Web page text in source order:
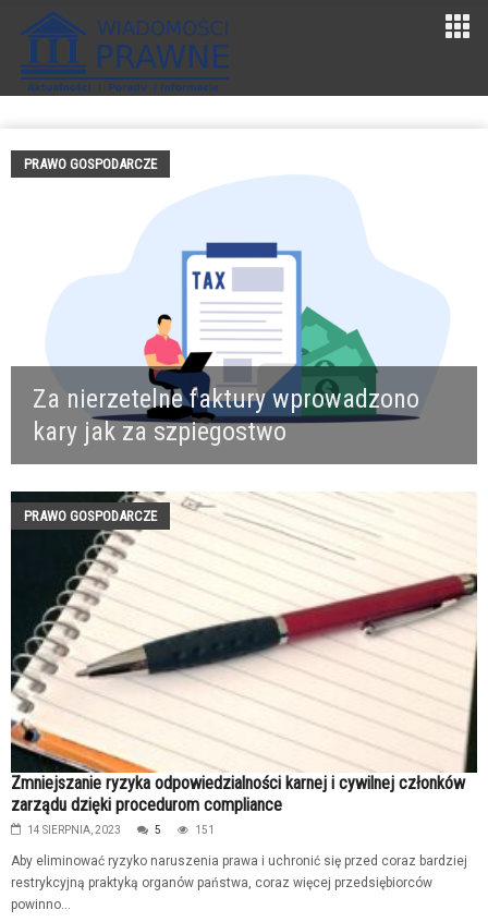
Za nierzetelne faktury wprowadzono
kary jak za szpiegostwo
PRAWO GOSPODARCZE
PRAWO GOSPODARCZE
Zmniejszanie ryzyka odpowiedzialności karnej i cywilnej członków
zarządu dzięki procedurom compliance
14 SIERPNIA, 2023 5 151
Aby eliminować ryzyko naruszenia prawa i uchronić się przed coraz bardziej
restrykcyjną praktyką organów państwa, coraz więcej przedsiębiorców
powinno...